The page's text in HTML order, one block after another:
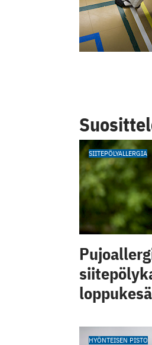
SIITEPÖLYALLERGIA
HYÖNTEISEN PISTO